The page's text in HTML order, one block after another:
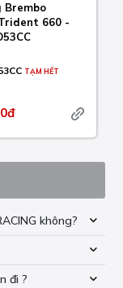
Brembo
660 -
TẠM HẾT
không?
đi ?